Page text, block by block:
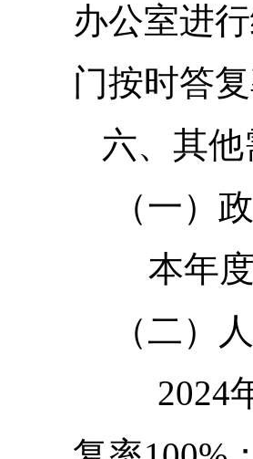
办公室进
门按时答复
六、其
（一）
本年度
（二）
2024